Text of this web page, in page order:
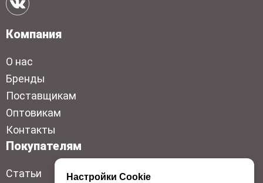
Компания
О нас
Бренды
Поставщикам
Оптовикам
Контакты
Покупателям
Статьи
Настройки Cookie